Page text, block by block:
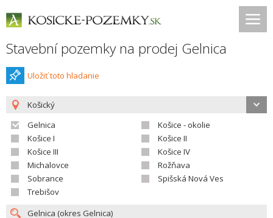
Stavební pozemky na prodej Gelnica
Uložiť toto hladanie
Košický
Gelnica
Košice - okolie
Košice I
Košice II
Košice III
Košice IV
Michalovce
Rožňava
Sobrance
Spišská Nová Ves
Trebišov